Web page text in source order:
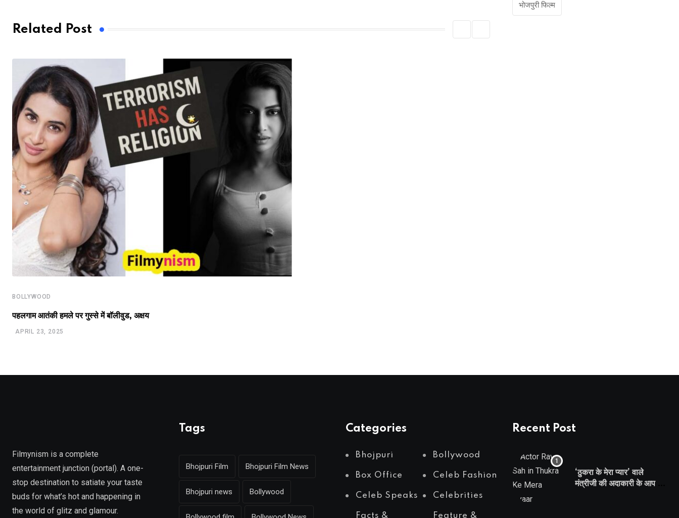
Related Post
BOLLYWOOD
पहलगाम आतंकी हमले पर गुस्से में बॉलीवुड, अक्षय
APRIL 23, 2025
भोजपुरी फिल्म
Filmynism is a complete
entertainment junction (portal). A one-
stop destination to satiate your taste
buds for what’s hot and happening in
the world of glitz and glamour.
Tags
Bhojpuri Film Bhojpuri Film News
Bhojpuri news Bollywood
Categories
Bhojpuri Bollywood
Box Office Celeb Fashion
Celeb Speaks Celebrities
Facts & Feature &
Recent Post
‘ठुकरा के मेरा प्यार’ वाले
मंत्रीजी की अदाकारी के आप भी